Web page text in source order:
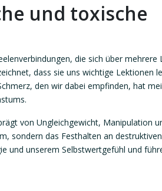
und toxische
die sich über mehrere
dass sie uns wichtige Lektionen
den wir dabei empfinden, hat
von Ungleichgewicht, Manipulation
sondern das Festhalten an
und unserem Selbstwertgefühl und